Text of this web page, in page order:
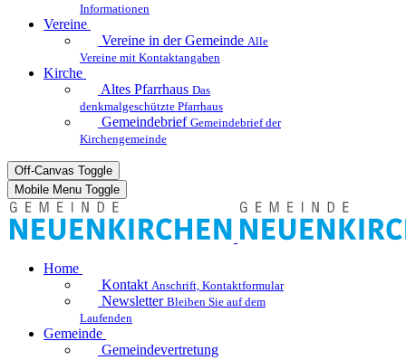
Informationen
Vereine
Vereine in der Gemeinde Alle
Vereine mit Kontaktangaben
Kirche
Altes Pfarrhaus Das
denkmalgeschützte Pfarrhaus
Gemeindebrief Gemeindebrief der
Kirchengemeinde
Off-Canvas Toggle
Mobile Menu Toggle
Home
Kontakt Anschrift, Kontaktformular
Newsletter Bleiben Sie auf dem
Laufenden
Gemeinde
Gemeindevertretung